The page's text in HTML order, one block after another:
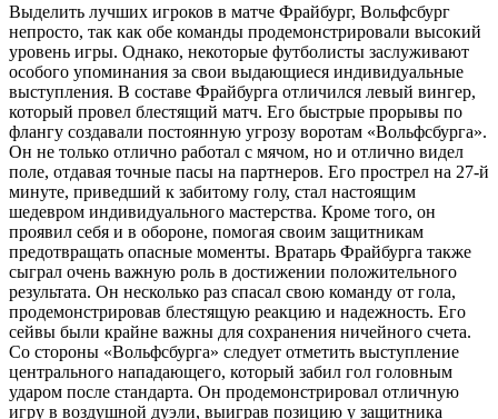
Выделить лучших игроков в матче Фрайбург, Вольфсбург
непросто, так как обе команды продемонстрировали высокий
уровень игры. Однако, некоторые футболисты заслуживают
особого упоминания за свои выдающиеся индивидуальные
выступления. В составе Фрайбурга отличился левый вингер,
который провел блестящий матч. Его быстрые прорывы по
флангу создавали постоянную угрозу воротам «Вольфсбурга».
Он не только отлично работал с мячом, но и отлично видел
поле, отдавая точные пасы на партнеров. Его прострел на 27-й
минуте, приведший к забитому голу, стал настоящим
шедевром индивидуального мастерства. Кроме того, он
проявил себя и в обороне, помогая своим защитникам
предотвращать опасные моменты. Вратарь Фрайбурга также
сыграл очень важную роль в достижении положительного
результата. Он несколько раз спасал свою команду от гола,
продемонстрировав блестящую реакцию и надежность. Его
сейвы были крайне важны для сохранения ничейного счета.
Со стороны «Вольфсбурга» следует отметить выступление
центрального нападающего, который забил гол головным
ударом после стандарта. Он продемонстрировал отличную
игру в воздушной дуэли, выиграв позицию у защитника